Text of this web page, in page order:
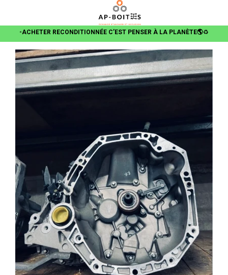
-ACHETER RECONDITIONNÉE C’EST PENSER À LA PLANÈTE🌎♻️